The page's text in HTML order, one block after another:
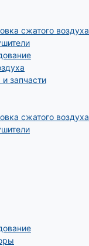
сжатого воздуха
запчасти
сжатого воздуха